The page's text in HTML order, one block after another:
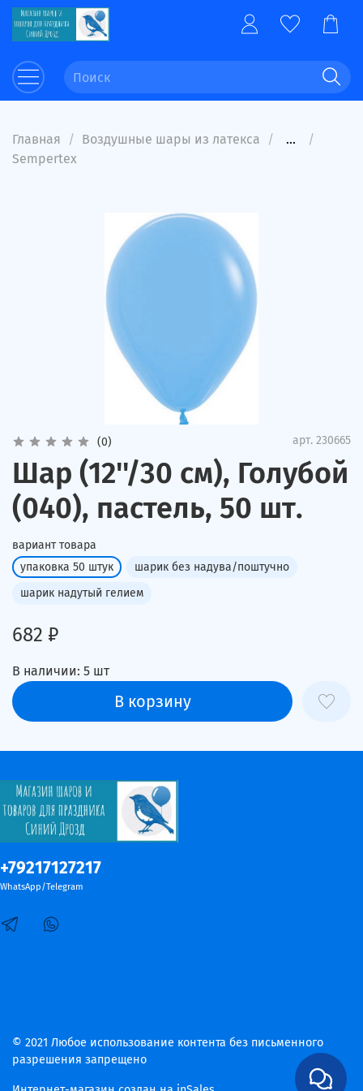
Главная Воздушные шары из латекса
...
Sempertex
(0) арт. 230665
Шар (12''/30 см), Голубой
(040), пастель, 50 шт.
вариант товара
упаковка 50 штук
шарик без надува/поштучно
шарик надутый гелием
682 ₽
В наличии: 5 шт
В корзину
+79217127217
WhatsApp/Telegram
© 2021 Любое использование контента без письменного
разрешения запрещено